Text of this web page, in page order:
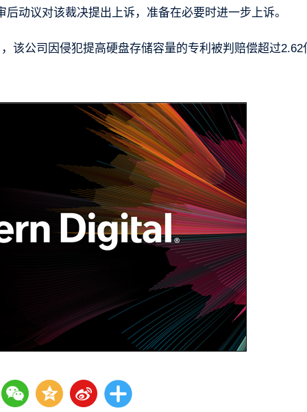
动议对该裁决提出上诉，准备在必要时进一步上诉。
该公司因侵犯提高硬盘存储容量的专利被判赔偿超过2.62